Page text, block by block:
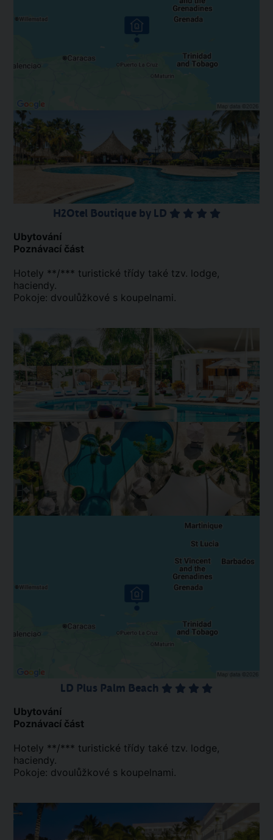
H2Otel Boutique by LD
Ubytování
Poznávací část
Hotely **/*** turistické třídy také tzv. lodge,
haciendy.
Pokoje: dvoulůžkové s koupelnami.
LD Plus Palm Beach
Ubytování
Poznávací část
Hotely **/*** turistické třídy také tzv. lodge,
haciendy.
Pokoje: dvoulůžkové s koupelnami.